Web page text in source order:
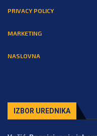
PRIVACY POLICY
MARKETING
NASLOVNA
IZBOR UREDNIKA